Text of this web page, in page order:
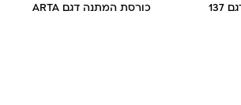
כורסת המתנה דגם ARTA